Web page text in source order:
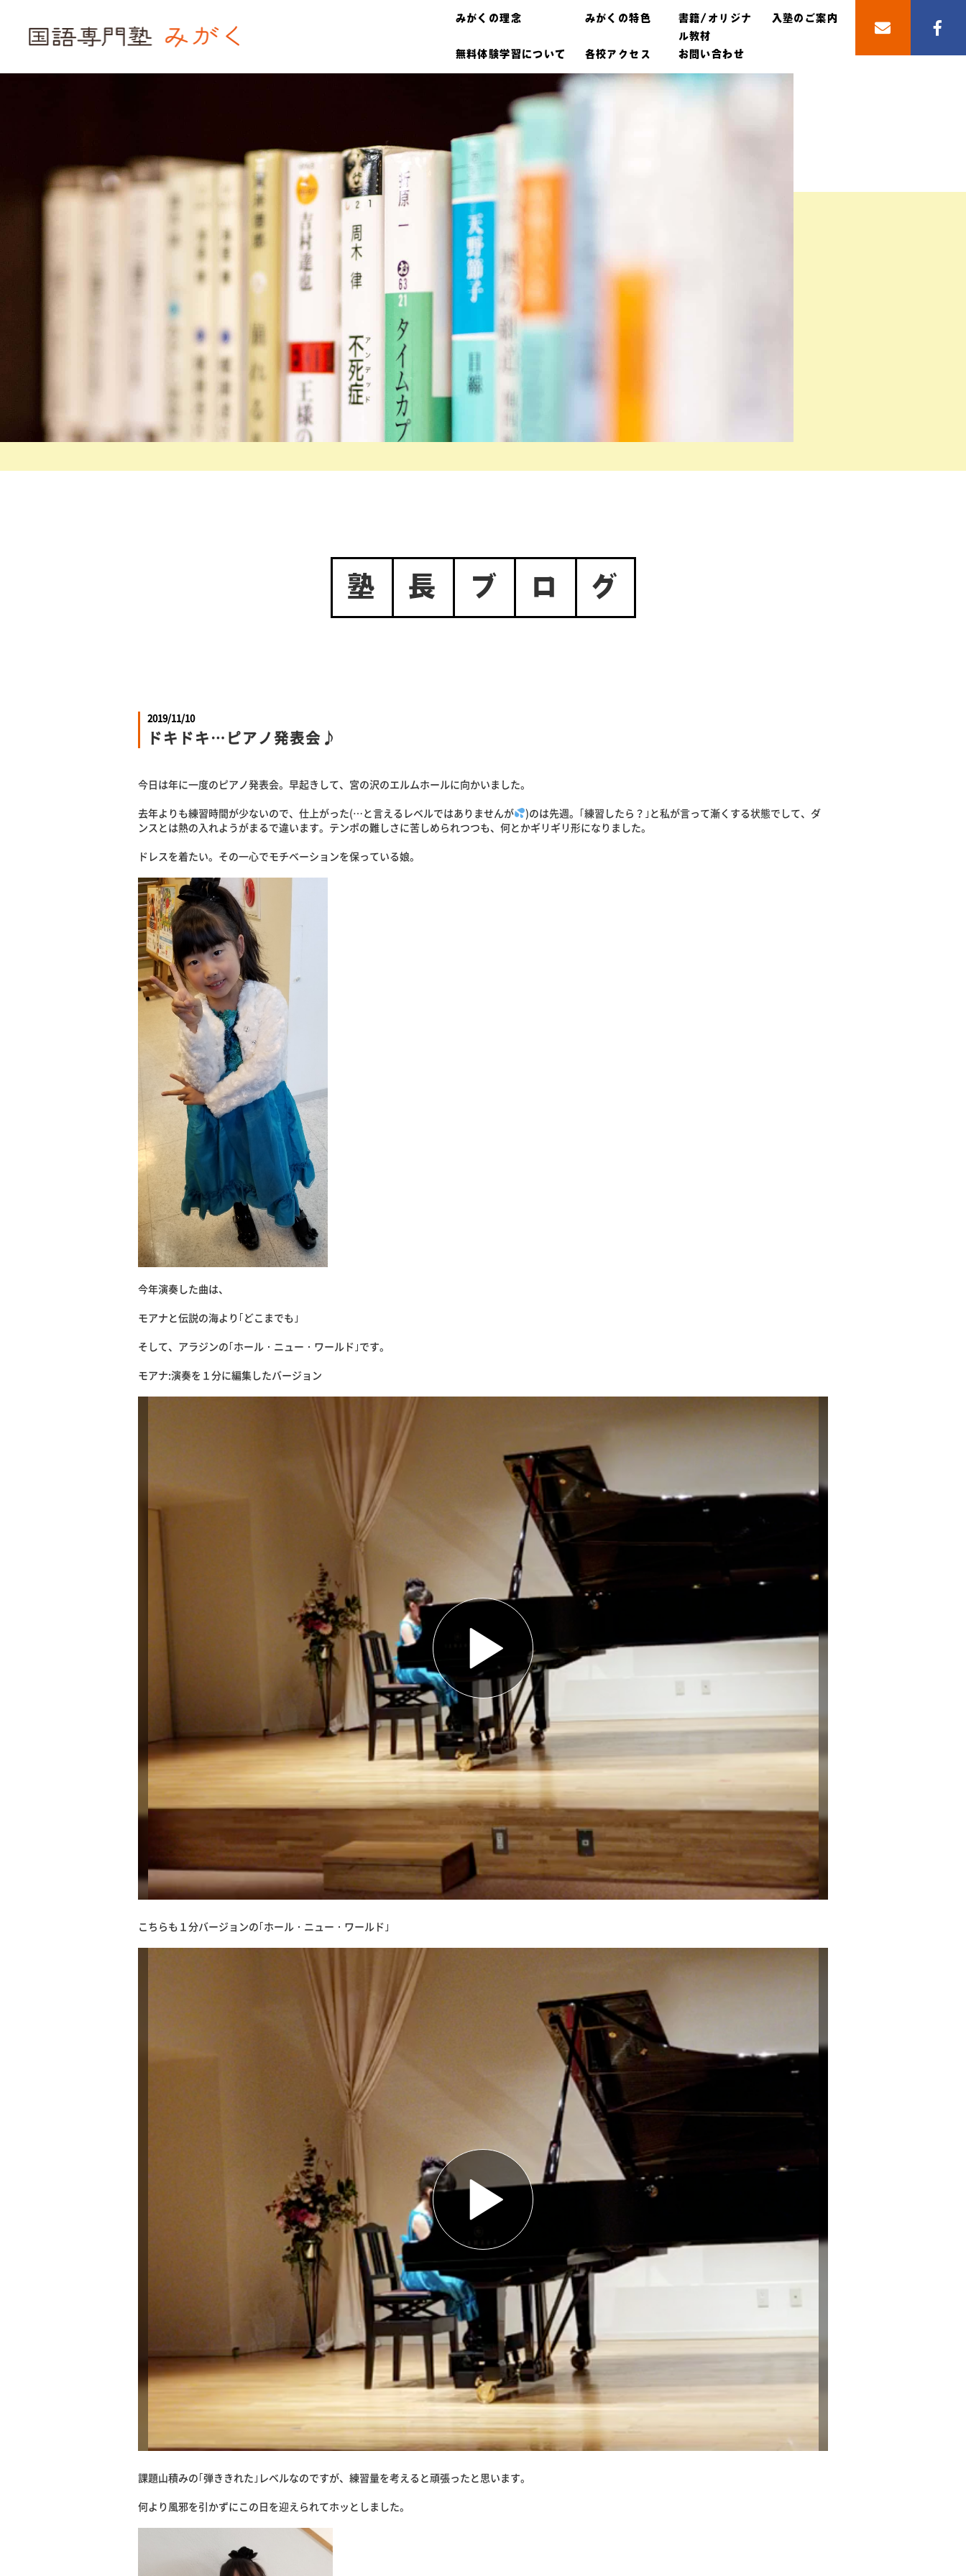
みがくの理念 みがくの特色
書籍/オリジナ
ル教材
入塾のご案内
無料体験学習について 各校アクセス お問い合わせ
塾 長 ブ ロ グ
2019/11/10
ドキドキ…ピアノ発表会♪
今日は年に一度のピアノ発表会。早起きして、宮の沢のエルムホールに向かいました。
去年よりも練習時間が少ないので、仕上がった(…と言えるレベルではありませんが
)のは先週。｢練習したら？｣と私が言って漸くする状態でして、ダ
ンスとは熱の入れようがまるで違います。テンポの難しさに苦しめられつつも、何とかギリギリ形になりました。
ドレスを着たい。その一心でモチベーションを保っている娘。
今年演奏した曲は、
モアナと伝説の海より｢どこまでも｣
そして、アラジンの｢ホール・ニュー・ワールド｣です。
モアナ:演奏を１分に編集したバージョン
こちらも１分バージョンの｢ホール・ニュー・ワールド｣
課題山積みの｢弾ききれた｣レベルなのですが、練習量を考えると頑張ったと思います。
何より風邪を引かずにこの日を迎えられてホッとしました。